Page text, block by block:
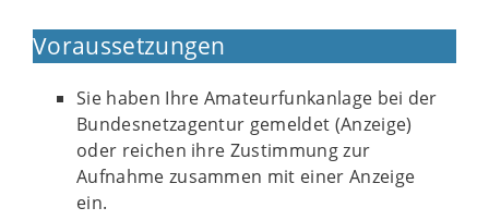
Voraussetzungen
Sie haben Ihre Amateurfunkanlage bei der
Bundesnetzagentur gemeldet (Anzeige)
oder reichen ihre Zustimmung zur
Aufnahme zusammen mit einer Anzeige
ein.